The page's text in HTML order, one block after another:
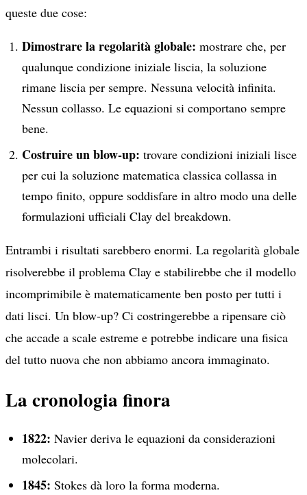
queste due cose:
Dimostrare la regolarità globale: mostrare che, per
qualunque condizione iniziale liscia, la soluzione
rimane liscia per sempre. Nessuna velocità infinita.
Nessun collasso. Le equazioni si comportano sempre
bene.
Costruire un blow-up: trovare condizioni iniziali lisce
per cui la soluzione matematica classica collassa in
tempo finito, oppure soddisfare in altro modo una delle
formulazioni ufficiali Clay del breakdown.
Entrambi i risultati sarebbero enormi. La regolarità globale
risolverebbe il problema Clay e stabilirebbe che il modello
incomprimibile è matematicamente ben posto per tutti i
dati lisci. Un blow-up? Ci costringerebbe a ripensare ciò
che accade a scale estreme e potrebbe indicare una fisica
del tutto nuova che non abbiamo ancora immaginato.
La cronologia finora
1822: Navier deriva le equazioni da considerazioni
molecolari.
1845: Stokes dà loro la forma moderna.